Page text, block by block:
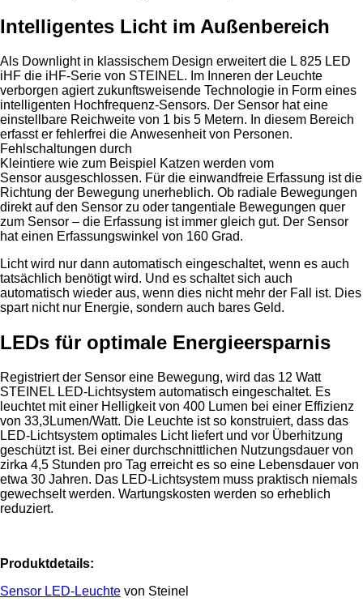
Intelligentes Licht im Außenbereich
Als Downlight in klassischem Design erweitert die L 825 LED
iHF die iHF-Serie von STEINEL. Im Inneren der Leuchte
verborgen agiert zukunftsweisende Technologie in Form eines
intelligenten Hochfrequenz-Sensors. Der Sensor hat eine
einstellbare Reichweite von 1 bis 5 Metern. In diesem Bereich
erfasst er fehlerfrei die Anwesenheit von Personen.
Fehlschaltungen durch
Kleintiere wie zum Beispiel Katzen werden vom
Sensor ausgeschlossen. Für die einwandfreie Erfassung ist die
Richtung der Bewegung unerheblich. Ob radiale Bewegungen
direkt auf den Sensor zu oder tangentiale Bewegungen quer
zum Sensor – die Erfassung ist immer gleich gut. Der Sensor
hat einen Erfassungswinkel von 160 Grad.
Licht wird nur dann automatisch eingeschaltet, wenn es auch
tatsächlich benötigt wird. Und es schaltet sich auch
automatisch wieder aus, wenn dies nicht mehr der Fall ist. Dies
spart nicht nur Energie, sondern auch bares Geld.
LEDs für optimale Energieersparnis
Registriert der Sensor eine Bewegung, wird das 12 Watt
STEINEL LED-Lichtsystem automatisch eingeschaltet. Es
leuchtet mit einer Helligkeit von 400 Lumen bei einer Effizienz
von 33,3Lumen/Watt. Die Leuchte ist so konstruiert, dass das
LED-Lichtsystem optimales Licht liefert und vor Überhitzung
geschützt ist. Bei einer durchschnittlichen Nutzungsdauer von
zirka 4,5 Stunden pro Tag erreicht es so eine Lebensdauer von
etwa 30 Jahren. Das LED-Lichtsystem muss praktisch niemals
gewechselt werden. Wartungskosten werden so erheblich
reduziert.
Produktdetails:
Sensor LED-Leuchte von Steinel